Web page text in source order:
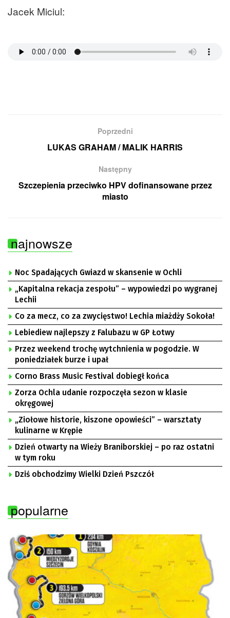
Jacek Miciul:
Poprzedni
LUKAS GRAHAM / MALIK HARRIS
Następny
Szczepienia przeciwko HPV dofinansowane przez
miasto
najnowsze
Noc Spadających Gwiazd w skansenie w Ochli
„Kapitalna rekacja zespołu” – wypowiedzi po wygranej
Lechii
Co za mecz, co za zwycięstwo! Lechia miażdży Sokoła!
Lebiediew najlepszy z Falubazu w GP Łotwy
Przez weekend trochę wytchnienia w pogodzie. W
poniedziałek burze i upał
Corno Brass Music Festival dobiegł końca
Zorza Ochla udanie rozpoczęła sezon w klasie
okręgowej
„Ziołowe historie, kiszone opowieści” – warsztaty
kulinarne w Krępie
Dzień otwarty na Wieży Braniborskiej – po raz ostatni
w tym roku
Dziś obchodzimy Wielki Dzień Pszczół
popularne